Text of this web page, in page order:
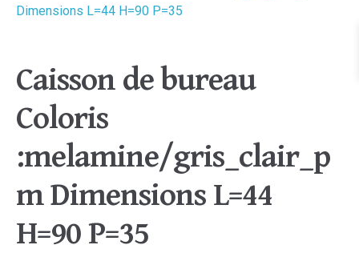
Caisson de bureau
Coloris
:melamine/gris_clair_p
m Dimensions L=44
H=90 P=35